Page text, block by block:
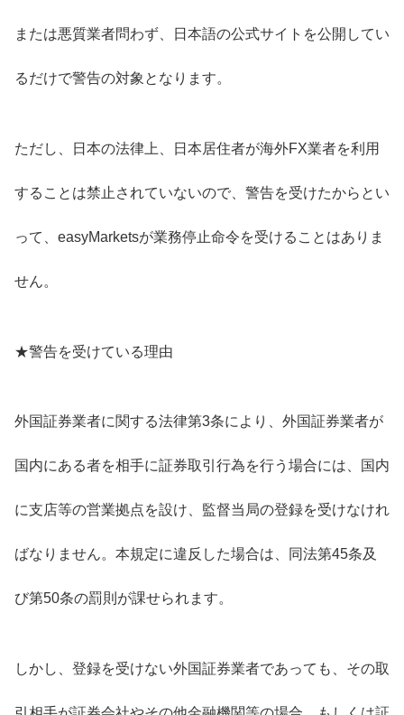
または悪質業者問わず、日本語の公式サイトを公開してい
るだけで警告の対象となります。
ただし、日本の法律上、日本居住者が海外FX業者を利用
することは禁止されていないので、警告を受けたからとい
って、easyMarketsが業務停止命令を受けることはありま
せん。
★警告を受けている理由
外国証券業者に関する法律第3条により、外国証券業者が
国内にある者を相手に証券取引行為を行う場合には、国内
に支店等の営業拠点を設け、監督当局の登録を受けなけれ
ばなりません。本規定に違反した場合は、同法第45条及
び第50条の罰則が課せられます。
しかし、登録を受けない外国証券業者であっても、その取